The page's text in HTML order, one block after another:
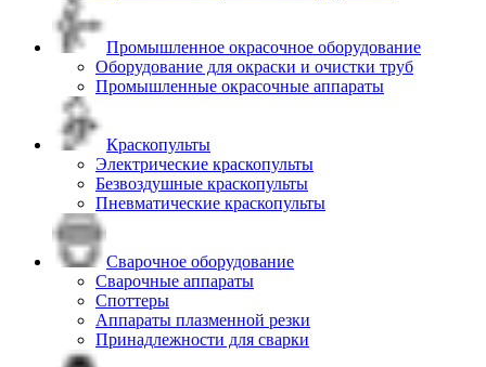
Промышленное окрасочное оборудование
Оборудование для окраски и очистки труб
Промышленные окрасочные аппараты
Краскопульты
Электрические краскопульты
Безвоздушные краскопульты
Пневматические краскопульты
Сварочное оборудование
Сварочные аппараты
Споттеры
Аппараты плазменной резки
Принадлежности для сварки